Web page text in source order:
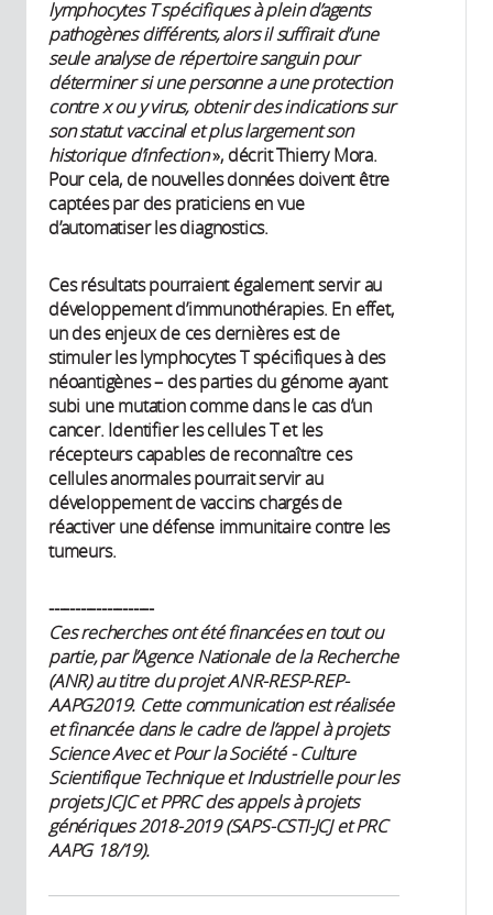
lymphocytes T spécifiques à plein d’agents
pathogènes différents, alors il suffirait d’une
seule analyse de répertoire sanguin pour
déterminer si une personne a une protection
contre x ou y virus, obtenir des indications sur
son statut vaccinal et plus largement son
historique d’infection», décrit Thierry Mora.
Pour cela, de nouvelles données doivent être
captées par des praticiens en vue
d’automatiser les diagnostics.
Ces résultats pourraient également servir au
développement d’immunothérapies. En effet,
un des enjeux de ces dernières est de
stimuler les lymphocytes T spécifiques à des
néoantigènes – des parties du génome ayant
subi une mutation comme dans le cas d’un
cancer. Identifier les cellules T et les
récepteurs capables de reconnaître ces
cellules anormales pourrait servir au
développement de vaccins chargés de
réactiver une défense immunitaire contre les
tumeurs.
--------------------
Ces recherches ont été financées en tout ou
partie, par l’Agence Nationale de la Recherche
(ANR) au titre du projet ANR-RESP-REP-
AAPG2019. Cette communication est réalisée
et financée dans le cadre de l’appel à projets
Science Avec et Pour la Société - Culture
Scientifique Technique et Industrielle pour les
projets JCJC et PPRC des appels à projets
génériques 2018-2019 (SAPS-CSTI-JCJ et PRC
AAPG 18/19).